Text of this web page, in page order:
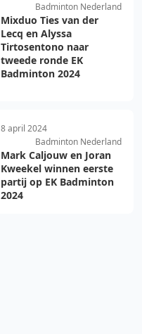
Badminton Nederland
Mixduo Ties van der
Lecq en Alyssa
Tirtosentono naar
tweede ronde EK
Badminton 2024
8 april 2024
Badminton Nederland
Mark Caljouw en Joran
Kweekel winnen eerste
partij op EK Badminton
2024